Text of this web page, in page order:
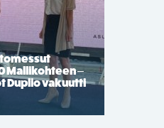
Mallikohteen –
Duplio vakuutti